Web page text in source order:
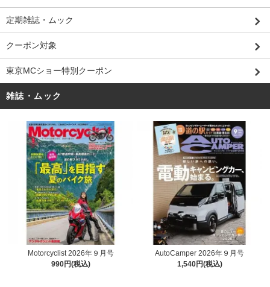
定期雑誌・ムック
クーポン対象
東京MCショー特別クーポン
雑誌・ムック
Motorcyclist 2026年９月号
990円(税込)
AutoCamper 2026年９月号
1,540円(税込)